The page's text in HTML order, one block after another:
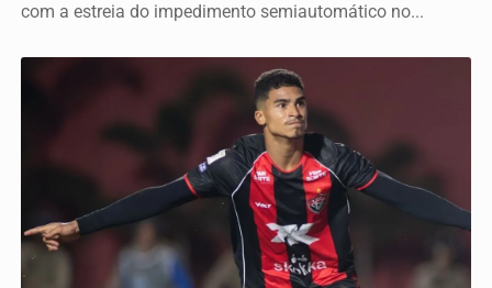
com a estreia do impedimento semiautomático no...